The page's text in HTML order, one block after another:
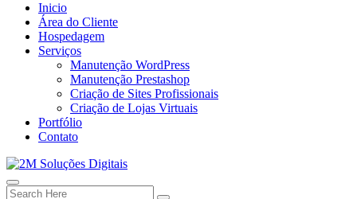
Inicio
Área do Cliente
Hospedagem
Serviços
Manutenção WordPress
Manutenção Prestashop
Criação de Sites Profissionais
Criação de Lojas Virtuais
Portfólio
Contato